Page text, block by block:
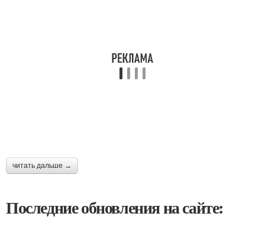
читать дальше →
Последние обновления на сайте: